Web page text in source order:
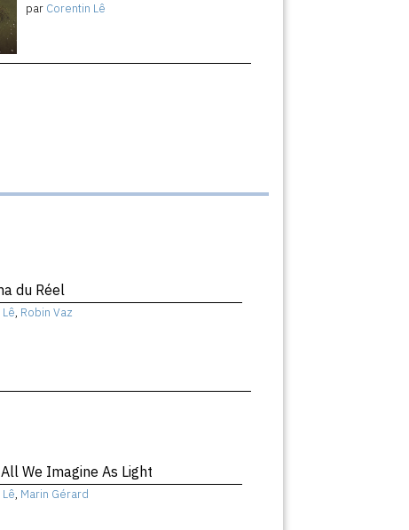
par Corentin Lê
du Réel
, Robin Vaz
We Imagine As Light
, Marin Gérard